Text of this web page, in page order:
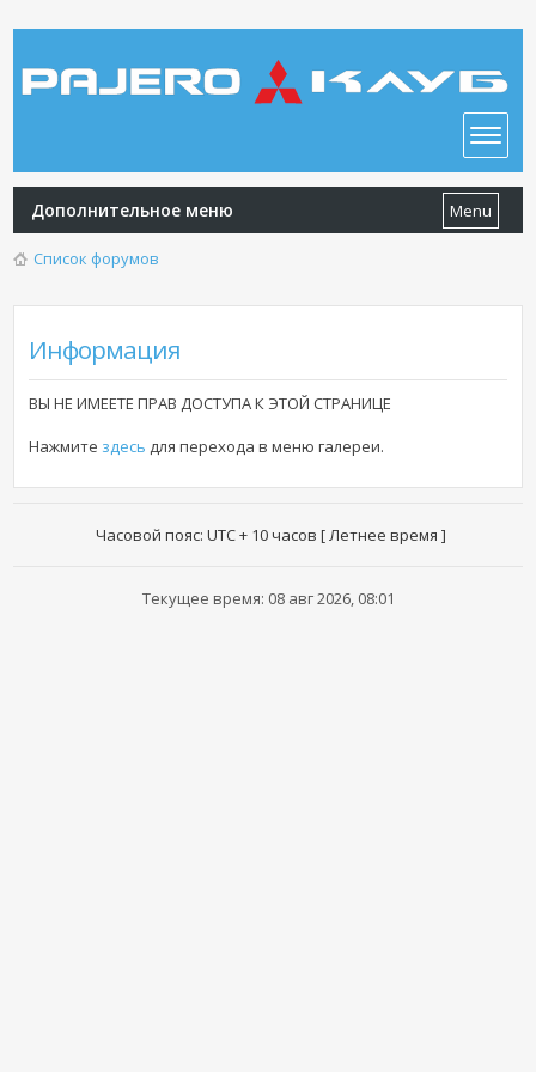
Дополнительное меню Menu
Список форумов
Информация
ВЫ НЕ ИМЕЕТЕ ПРАВ ДОСТУПА К ЭТОЙ СТРАНИЦЕ
Нажмите здесь для перехода в меню галереи.
Часовой пояс: UTC + 10 часов [ Летнее время ]
Текущее время: 08 авг 2026, 08:01